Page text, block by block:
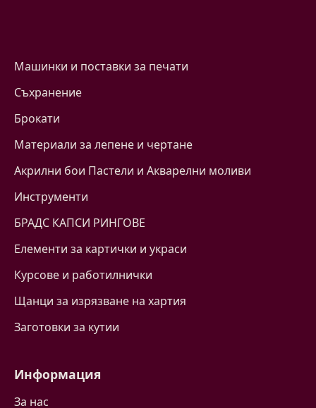
Машинки и поставки за печати
Съхранение
Брокати
Материали за лепене и чертане
Акрилни бои Пастели и Акварелни моливи
Инструменти
БРАДС КАПСИ РИНГОВЕ
Eлементи за картички и украси
Курсове и работилнички
Щанци за изрязване на хартия
Заготовки за кутии
Информация
За нас